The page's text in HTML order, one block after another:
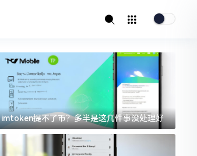
imtoken提不了币？多半是这几件事没处理好